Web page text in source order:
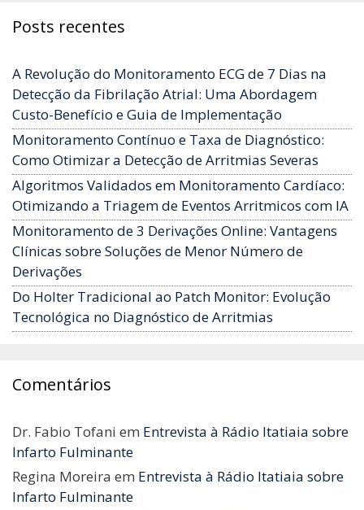
Posts recentes
A Revolução do Monitoramento ECG de 7 Dias na
Detecção da Fibrilação Atrial: Uma Abordagem
Custo-Benefício e Guia de Implementação
Monitoramento Contínuo e Taxa de Diagnóstico:
Como Otimizar a Detecção de Arritmias Severas
Algoritmos Validados em Monitoramento Cardíaco:
Otimizando a Triagem de Eventos Arritmicos com IA
Monitoramento de 3 Derivações Online: Vantagens
Clínicas sobre Soluções de Menor Número de
Derivações
Do Holter Tradicional ao Patch Monitor: Evolução
Tecnológica no Diagnóstico de Arritmias
Comentários
Dr. Fabio Tofani em Entrevista à Rádio Itatiaia sobre
Infarto Fulminante
Regina Moreira em Entrevista à Rádio Itatiaia sobre
Infarto Fulminante